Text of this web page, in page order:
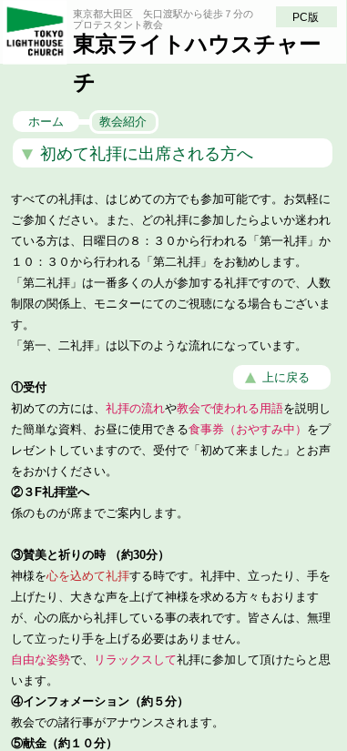
東京都大田区 矢口渡駅から徒歩７分の
プロテスタント教会
東京ライトハウスチャー
チ
PC版
ホーム 教会紹介
初めて礼拝に出席される方へ
上に戻る
すべての礼拝は、はじめての方でも参加可能です。お気軽に
ご参加ください。また、どの礼拝に参加したらよいか迷われ
ている方は、日曜日の８：３０から行われる「第一礼拝」か
１０：３０から行われる「第二礼拝」をお勧めします。
「第二礼拝」は一番多くの人が参加する礼拝ですので、人数
制限の関係上、モニターにてのご視聴になる場合もございま
す。
「第一、二礼拝」は以下のような流れになっています。
①受付
初めての方には、 礼拝の流れや教会で使われる用語を説明し
た簡単な資料、お昼に使用できる食事券（おやすみ中） をプ
レゼントしていますので、受付で「初めて来ました」とお声
をおかけください。
②３F礼拝堂へ
係のものが席までご案内します。
③賛美と祈りの時 （約30分）
神様を心を込めて礼拝する時です。礼拝中、立ったり、手を
上げたり、大きな声を上げて神様を求める方々もおります
が、心の底から礼拝している事の表れです。皆さんは、無理
して立ったり手を上げる必要はありません。
自由な姿勢で、 リラックスして礼拝に参加して頂けたらと思
います。
④インフォメーション（約５分）
教会での諸行事がアナウンスされます。
⑤献金（約１０分）